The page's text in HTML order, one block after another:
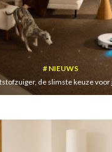
NIEUWS
de slimste keuze